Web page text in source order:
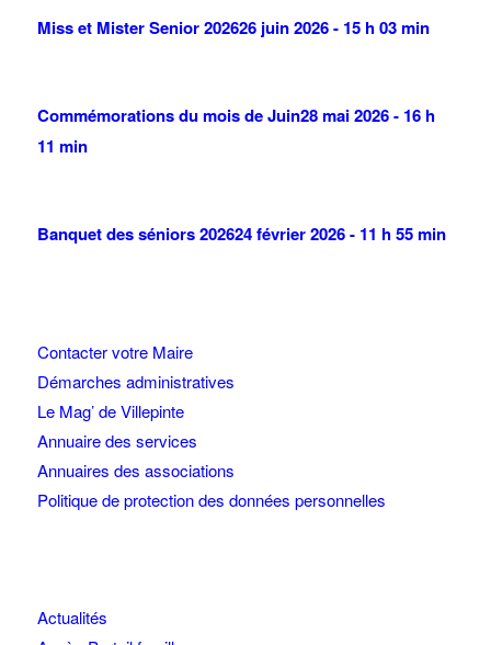
Miss et Mister Senior 202626 juin 2026 - 15 h 03 min
Commémorations du mois de Juin28 mai 2026 - 16 h
11 min
Banquet des séniors 202624 février 2026 - 11 h 55 min
Contacter votre Maire
Démarches administratives
Le Mag’ de Villepinte
Annuaire des services
Annuaires des associations
Politique de protection des données personnelles
Actualités